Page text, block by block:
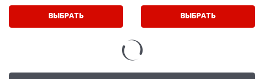
ВЫБРАТЬ ВЫБРАТЬ